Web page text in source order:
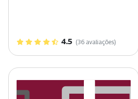
4.5 (36 avaliações)